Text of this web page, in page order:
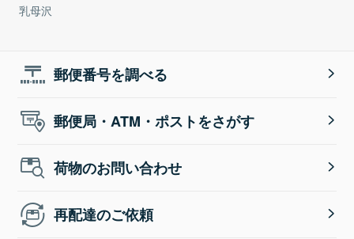
乳母沢
郵便番号を調べる
郵便局・ATM・ポストをさがす
荷物のお問い合わせ
再配達のご依頼